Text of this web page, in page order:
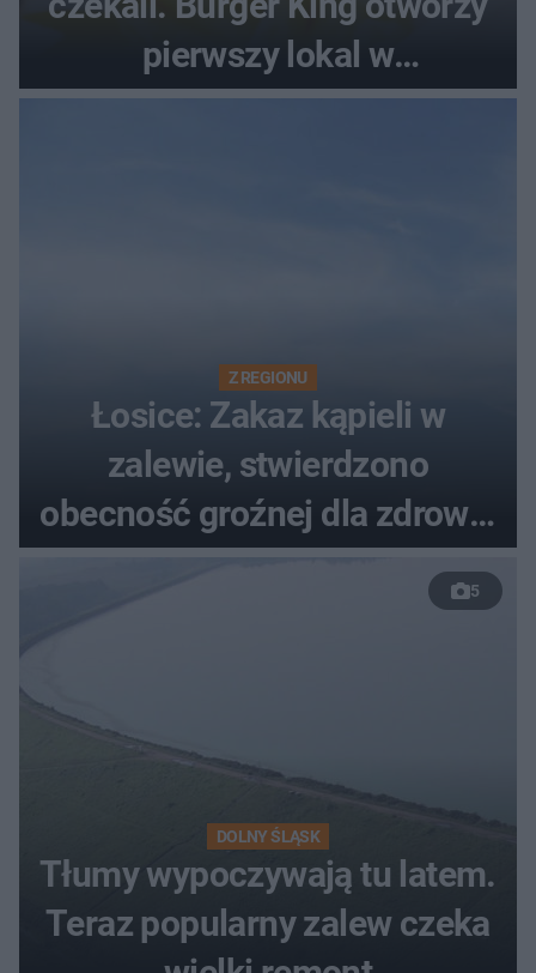
pierwszy lokal w
województwie podlaskim
Z REGIONU
Łosice: Zakaz kąpieli w
zalewie, stwierdzono
obecność groźnej dla zdrowia
bakterii
5
DOLNY ŚLĄSK
Tłumy wypoczywają tu latem.
Teraz popularny zalew czeka